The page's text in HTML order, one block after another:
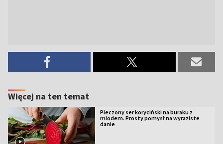
Więcej na ten temat
Pieczony ser koryciński na buraku z
miodem. Prosty pomysł na wyraziste
danie